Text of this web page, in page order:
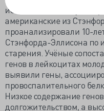
исследователи из
американские из
проанализировали 10-
Стэнфорда-Эллисона по
старения. Учёные
генов в лейкоцитах
выявили гены,
провоспалительного
Низкое содержание
долгожительством, а